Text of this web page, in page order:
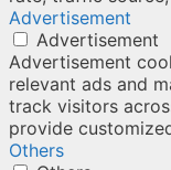
Advertisement
Advertisement
Advertisement
relevant ads and
track visitors
provide
Others